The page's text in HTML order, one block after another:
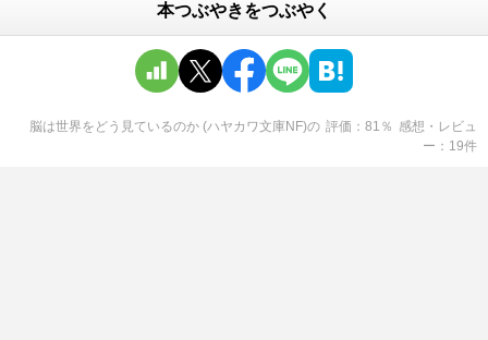
本つぶやきをつぶやく
脳は世界をどう見ているのか (ハヤカワ文庫NF)の 評価 81 ％ 感想・レビュ
ー
19件